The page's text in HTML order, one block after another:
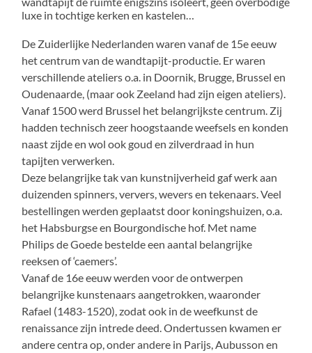
luxe in tochtige kerken en kastelen…
De Zuiderlijke Nederlanden waren vanaf de 15e eeuw
het centrum van de wandtapijt-productie. Er waren
verschillende ateliers o.a. in Doornik, Brugge, Brussel en
Oudenaarde, (maar ook Zeeland had zijn eigen ateliers).
Vanaf 1500 werd Brussel het belangrijkste centrum. Zij
hadden technisch zeer hoogstaande weefsels en konden
naast zijde en wol ook goud en zilverdraad in hun
tapijten verwerken.
Deze belangrijke tak van kunstnijverheid gaf werk aan
duizenden spinners, ververs, wevers en tekenaars. Veel
bestellingen werden geplaatst door koningshuizen, o.a.
het Habsburgse en Bourgondische hof. Met name
Philips de Goede bestelde een aantal belangrijke
reeksen of ‘caemers’.
Vanaf de 16e eeuw werden voor de ontwerpen
belangrijke kunstenaars aangetrokken, waaronder
Rafael (1483-1520), zodat ook in de weefkunst de
renaissance zijn intrede deed. Ondertussen kwamen er
andere centra op, onder andere in Parijs, Aubusson en